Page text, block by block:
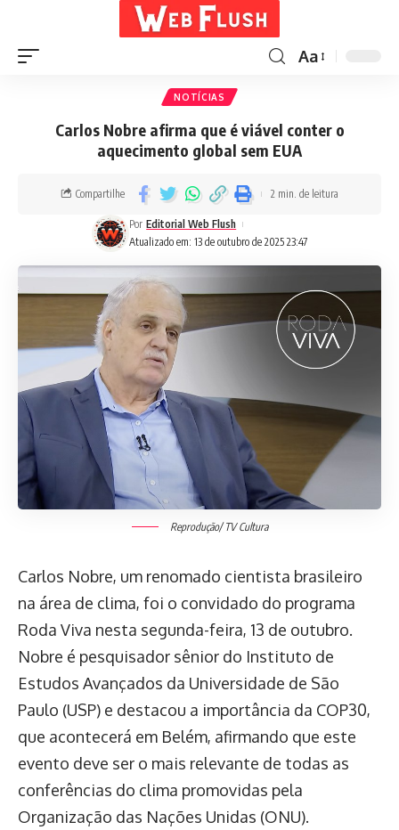
Aa
NOTÍCIAS
Carlos Nobre afirma que é viável conter o
aquecimento global sem EUA
Atualizado em: 13 de outubro de 2025 23:47
Por Editorial Web Flush
Compartilhe 2 min. de leitura
Reprodução/ TV Cultura
Carlos Nobre, um renomado cientista brasileiro
na área de clima, foi o convidado do programa
Roda Viva nesta segunda-feira, 13 de outubro.
Nobre é pesquisador sênior do Instituto de
Estudos Avançados da Universidade de São
Paulo (USP) e destacou a importância da COP30,
que acontecerá em Belém, afirmando que este
evento deve ser o mais relevante de todas as
conferências do clima promovidas pela
Organização das Nações Unidas (ONU).